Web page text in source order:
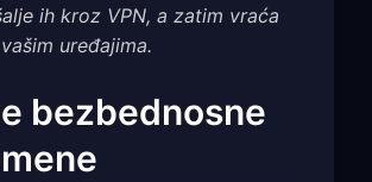
ih kroz VPN, a zatim vraća
uređajima.
bezbednosne